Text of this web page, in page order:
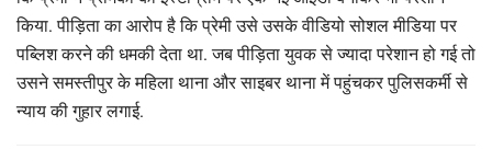
किया. पीड़िता का आरोप है कि प्रेमी उसे उसके वीडियो सोशल मीडिया पर
पब्लिश करने की धमकी देता था. जब पीड़िता युवक से ज्यादा परेशान हो गई तो
उसने समस्तीपुर के महिला थाना और साइबर थाना में पहुंचकर पुलिसकर्मी से
न्याय की गुहार लगाई.